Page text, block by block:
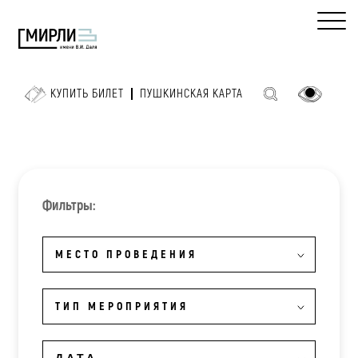
КУПИТЬ БИЛЕТ ПУШКИНСКАЯ КАРТА
Фильтры:
МЕСТО ПРОВЕДЕНИЯ
ТИП МЕРОПРИЯТИЯ